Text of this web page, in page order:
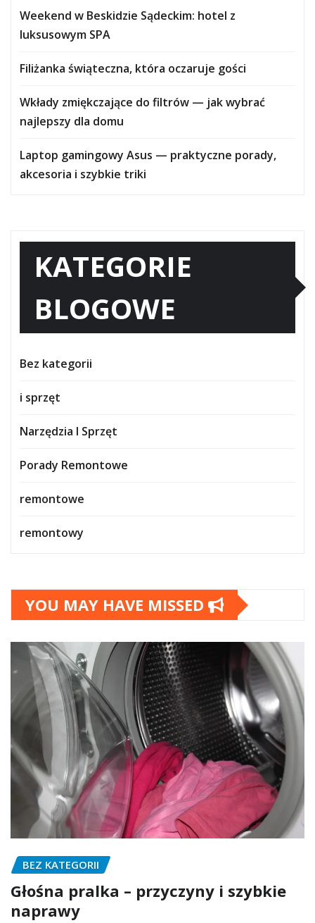
Weekend w Beskidzie Sądeckim: hotel z
luksusowym SPA
Filiżanka świąteczna, która oczaruje gości
Wkłady zmiękczające do filtrów — jak wybrać
najlepszy dla domu
Laptop gamingowy Asus — praktyczne porady,
akcesoria i szybkie triki
KATEGORIE
BLOGOWE
Bez kategorii
i sprzęt
Narzędzia I Sprzęt
Porady Remontowe
remontowe
remontowy
YOU MAY HAVE MISSED
BEZ KATEGORII
Głośna pralka – przyczyny i szybkie
naprawy